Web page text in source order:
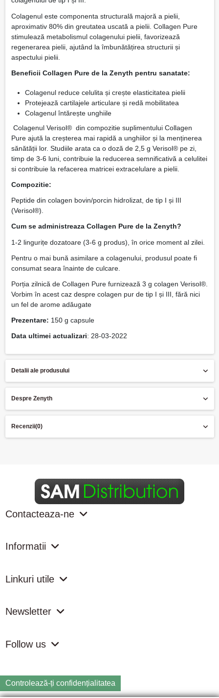
Colagenul este componenta structurală majoră a pielii,
aproximativ 80% din greutatea uscată a pielii. Collagen Pure
stimulează metabolismul colagenului pielii, favorizează
regenerarea pielii, ajutând la îmbunătățirea structurii și
aspectului pielii.
Beneficii Collagen Pure de la Zenyth pentru sanatate:
Colagenul reduce celulita și crește elasticitatea pielii
Protejează cartilajele articulare și redă mobilitatea
Colagenul întărește unghiile
Colagenul Verisol® din compozitie suplimentului Collagen
Pure ajută la creșterea mai rapidă a unghiilor și la menținerea
sănătății lor. Studiile arata ca o doză de 2,5 g Verisol® pe zi,
timp de 3-6 luni, contribuie la reducerea semnificativă a celulitei
si contribuie la refacerea matricei extracelulare a pielii.
Compozitie:
Peptide din colagen bovin/porcin hidrolizat, de tip I și III
(Verisol®).
Cum se administreaza Collagen Pure de la Zenyth?
1-2 lingurițe dozatoare (3-6 g produs), în orice moment al zilei.
Pentru o mai bună asimilare a colagenului, produsul poate fi
consumat seara înainte de culcare.
Porția zilnică de Collagen Pure furnizează 3 g colagen Verisol®.
Vorbim în acest caz despre colagen pur de tip I și III, fără nici
un fel de arome adăugate
Prezentare: 150 g capsule
Data ultimei actualizari: 28-03-2022
Detalii ale produsului
Despre Zenyth
Recenzii(0)
Contacteaza-ne
Informatii
Linkuri utile
Newsletter
Follow us
Controlează-ți confidențialitatea